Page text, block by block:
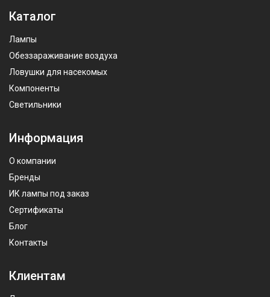
Каталог
Лампы
Обеззараживание воздуха
Ловушки для насекомых
Компоненты
Светильники
Информация
О компании
Бренды
ИК лампы под заказ
Сертификаты
Блог
Контакты
Клиентам